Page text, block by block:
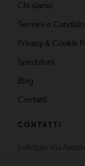
Chi siamo
Termini e
Privacy & Cookie
Spedizioni
Blog
Contatti
CONTATTI